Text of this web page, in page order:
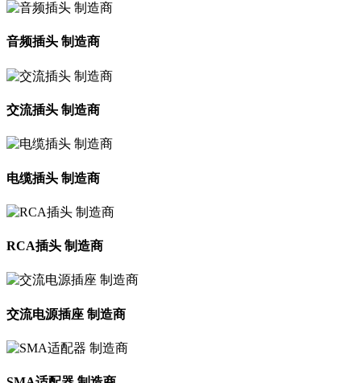
音频插头 制造商
交流插头 制造商
电缆插头 制造商
RCA插头 制造商
交流电源插座 制造商